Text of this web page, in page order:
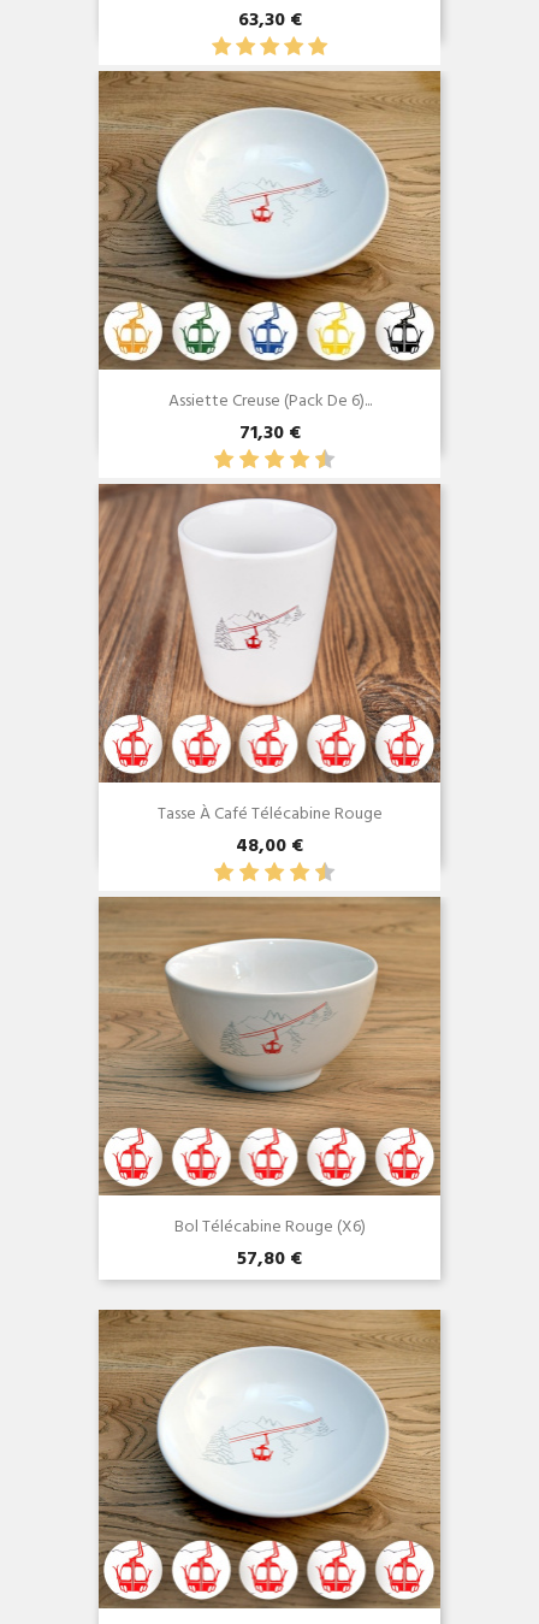
63,30 €
Aperçu rapide
Assiette Creuse (Pack De 6)...
71,30 €
Aperçu rapide
Tasse À Café Télécabine Rouge
48,00 €
Aperçu rapide
Bol Télécabine Rouge (x6)
57,80 €
Aperçu rapide